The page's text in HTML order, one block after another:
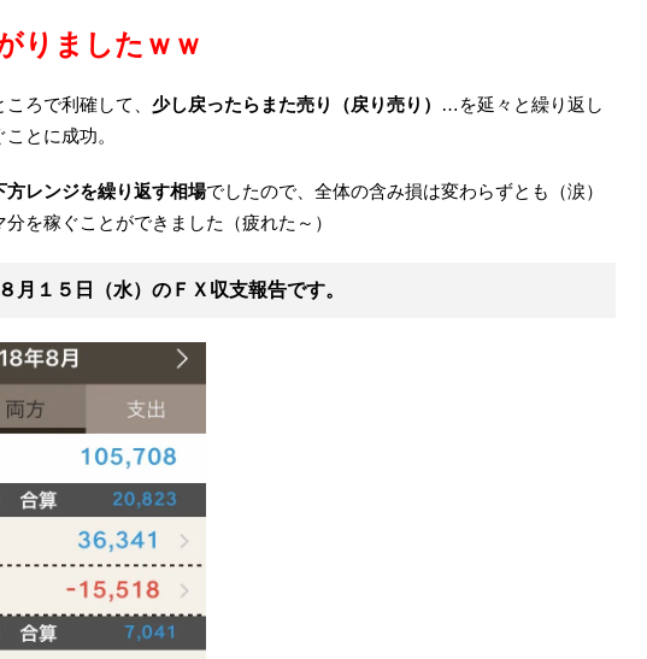
りましたｗｗ
ろで利確して、 少し戻ったらまた売り（戻り売り）
…を延々と繰り返し
とに成功。
方レンジを繰り返す相場でしたので、全体の含み損は変わらずとも（涙）
を稼ぐことができました（疲れた～）
８月１５日（水）のＦＸ収支報告です。